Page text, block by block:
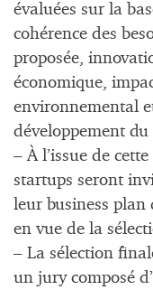
évaluées sur la
cohérence des
proposée,
économique,
environnemental
développement
– À l’issue de
startups seront
leur business plan
en vue de la
– La sélection
un jury composé